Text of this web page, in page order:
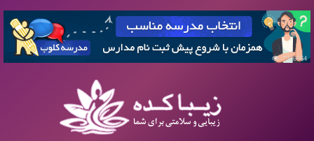
7356664